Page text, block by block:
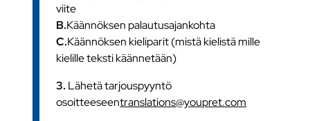
viite
B.Käännöksen palautusajankohta
C.Käännöksen kieliparit (mistä kielistä mille
kielille teksti käännetään)
3. Lähetä tarjouspyyntö
osoitteeseentranslations@youpret.com